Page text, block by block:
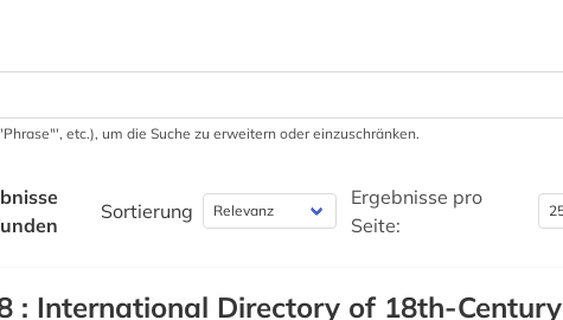
etc.), um die Suche zu erweitern oder einzuschränken.
Sortierung
Ergebnisse pro
Seite:
: International Directory of 18th-Century